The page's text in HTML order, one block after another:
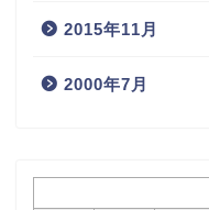
2015年11月
2000年7月